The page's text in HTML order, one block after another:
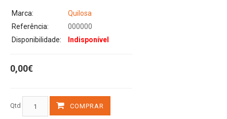
Marca:
Quilosa
Referência:
000000
Disponibilidade:
Indisponível
0,00€
Qtd COMPRAR